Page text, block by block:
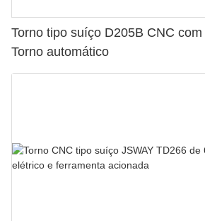
Torno tipo suíço D205B CNC
Torno automático